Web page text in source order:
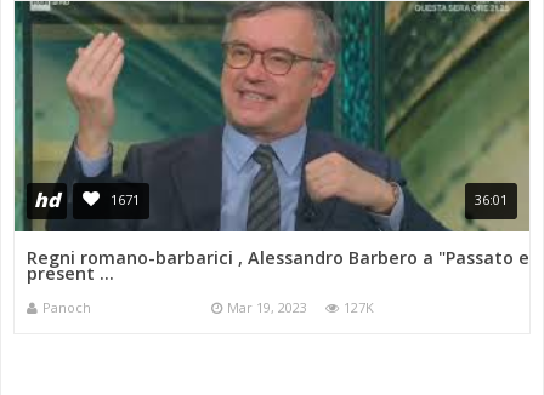
hd 1671 36:01
Regni romano-barbarici , Alessandro Barbero a "Passato e
present ...
Panoch Mar 19, 2023 127K